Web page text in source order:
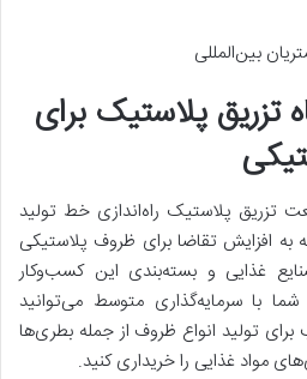
بین‌المللی
تزریق پلاستیک برای
تزریق پلاستیک راه‌اندازی خط تولید
افزایش تقاضا برای ظروف پلاستیکی
غذایی و بسته‌بندی این کسب‌وکار
با سرمایه‌گذاری متوسط می‌توانید
تولید انواع ظروف از جمله بطری‌ها
مواد غذایی را خریداری کنید.